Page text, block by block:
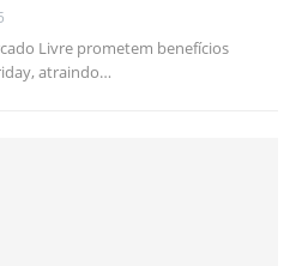
Livre prometem benefícios
atraindo…